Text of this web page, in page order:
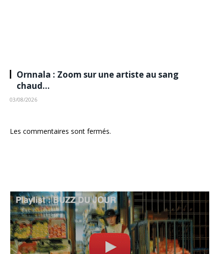
Ornnala : Zoom sur une artiste au sang
chaud…
03/08/2026
Les commentaires sont fermés.